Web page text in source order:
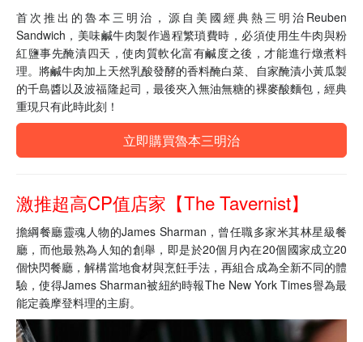
首次推出的魯本三明治，源自美國經典熱三明治Reuben
Sandwich，美味鹹牛肉製作過程繁瑣費時，必須使用生牛肉與粉
紅鹽事先醃漬四天，使肉質軟化富有鹹度之後，才能進行燉煮料
理。將鹹牛肉加上天然乳酸發酵的香料醃白菜、自家醃漬小黃瓜製
的千島醬以及波福隆起司，最後夾入無油無糖的裸麥酸麵包，經典
重現只有此時此刻！
立即購買魯本三明治
激推超高CP值店家【The Tavernist】
擔綱餐廳靈魂人物的James Sharman，曾任職多家米其林星級餐
廳，而他最熟為人知的創舉，即是於20個月內在20個國家成立20
個快閃餐廳，解構當地食材與烹飪手法，再組合成為全新不同的體
驗，使得James Sharman被紐約時報The New York Times譽為最
能定義摩登料理的主廚。